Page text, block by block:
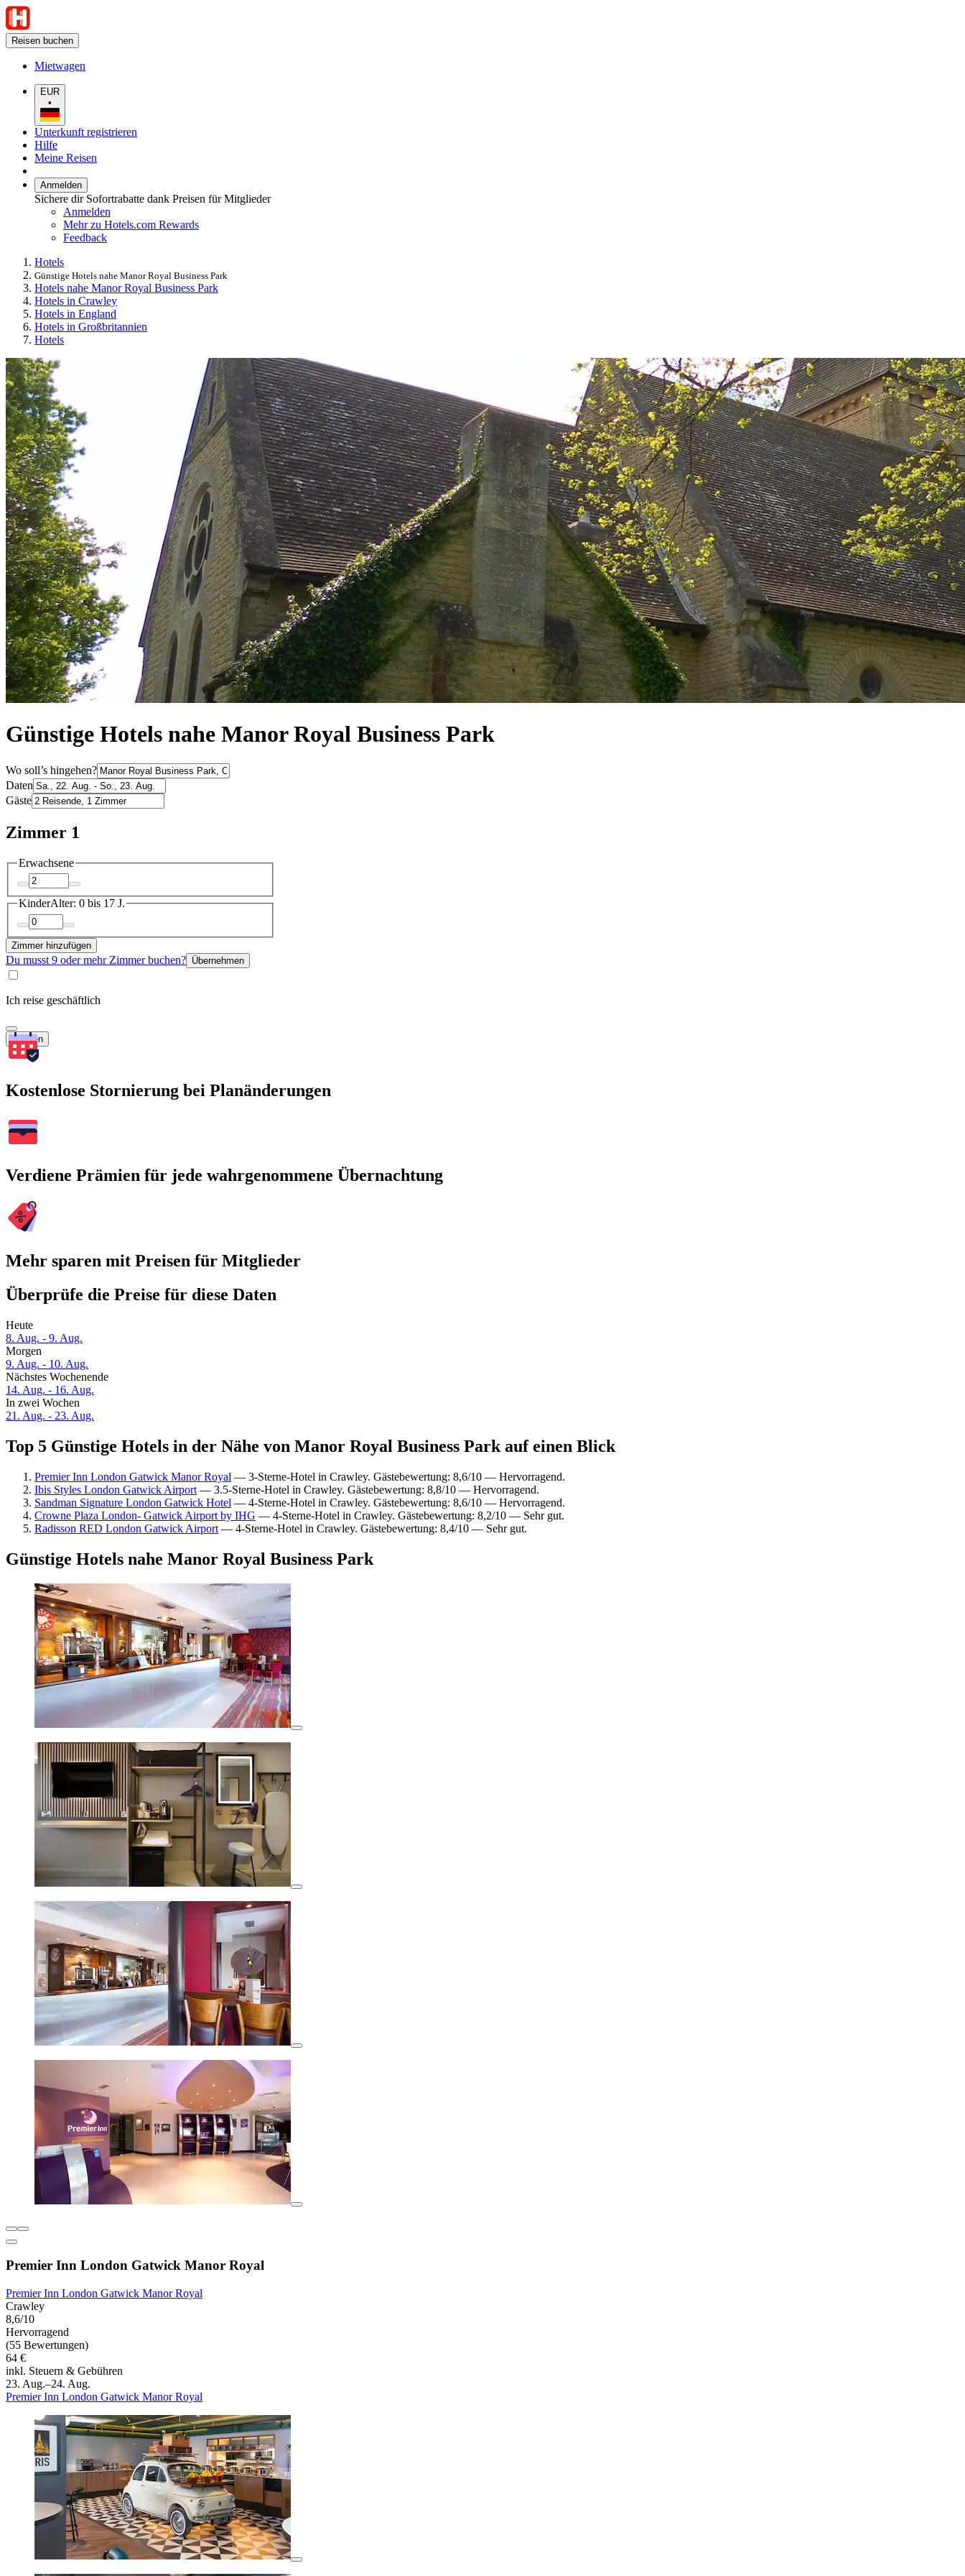
Reisen buchen
Mietwagen
EUR
•
Unterkunft registrieren
Hilfe
Meine Reisen
Anmelden
Sichere dir Sofortrabatte dank Preisen für Mitglieder
Anmelden
Mehr zu Hotels.com Rewards
Feedback
Hotels
Günstige Hotels nahe Manor Royal Business Park
Hotels nahe Manor Royal Business Park
Hotels in Crawley
Hotels in England
Hotels in Großbritannien
Hotels
Günstige Hotels nahe Manor Royal Business Park
Wo soll’s hingehen?
Daten
Gäste
Zimmer 1
Erwachsene
KinderAlter: 0 bis 17 J.
Zimmer hinzufügen
Du musst 9 oder mehr Zimmer buchen? Übernehmen
Ich reise geschäftlich
Suchen
Kostenlose Stornierung bei Planänderungen
Verdiene Prämien für jede wahrgenommene Übernachtung
Mehr sparen mit Preisen für Mitglieder
Überprüfe die Preise für diese Daten
Heute
8. Aug. - 9. Aug.
Morgen
9. Aug. - 10. Aug.
Nächstes Wochenende
14. Aug. - 16. Aug.
In zwei Wochen
21. Aug. - 23. Aug.
Top 5 Günstige Hotels in der Nähe von Manor Royal Business Park auf einen Blick
Premier Inn London Gatwick Manor Royal — 3-Sterne-Hotel in Crawley. Gästebewertung: 8,6/10 — Hervorragend.
Ibis Styles London Gatwick Airport — 3.5-Sterne-Hotel in Crawley. Gästebewertung: 8,8/10 — Hervorragend.
Sandman Signature London Gatwick Hotel — 4-Sterne-Hotel in Crawley. Gästebewertung: 8,6/10 — Hervorragend.
Crowne Plaza London- Gatwick Airport by IHG — 4-Sterne-Hotel in Crawley. Gästebewertung: 8,2/10 — Sehr gut.
Radisson RED London Gatwick Airport — 4-Sterne-Hotel in Crawley. Gästebewertung: 8,4/10 — Sehr gut.
Günstige Hotels nahe Manor Royal Business Park
Premier Inn London Gatwick Manor Royal
Premier Inn London Gatwick Manor Royal
Crawley
8,6/10
Hervorragend
(55 Bewertungen)
64 €
inkl. Steuern & Gebühren
23. Aug.–24. Aug.
Premier Inn London Gatwick Manor Royal